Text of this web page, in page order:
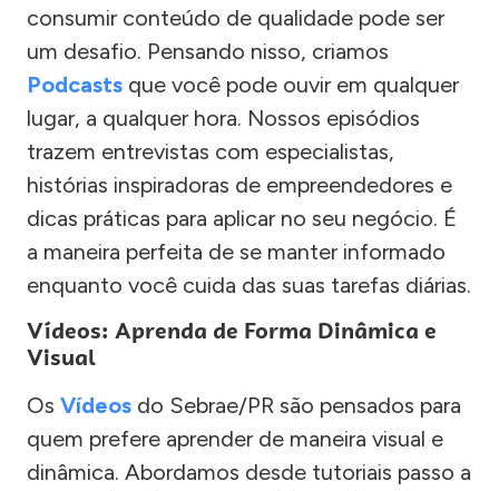
consumir conteúdo de qualidade pode ser
um desafio. Pensando nisso, criamos
Podcasts que você pode ouvir em qualquer
lugar, a qualquer hora. Nossos episódios
trazem entrevistas com especialistas,
histórias inspiradoras de empreendedores e
dicas práticas para aplicar no seu negócio. É
a maneira perfeita de se manter informado
enquanto você cuida das suas tarefas diárias.
Vídeos: Aprenda de Forma Dinâmica e
Visual
Os Vídeos do Sebrae/PR são pensados para
quem prefere aprender de maneira visual e
dinâmica. Abordamos desde tutoriais passo a